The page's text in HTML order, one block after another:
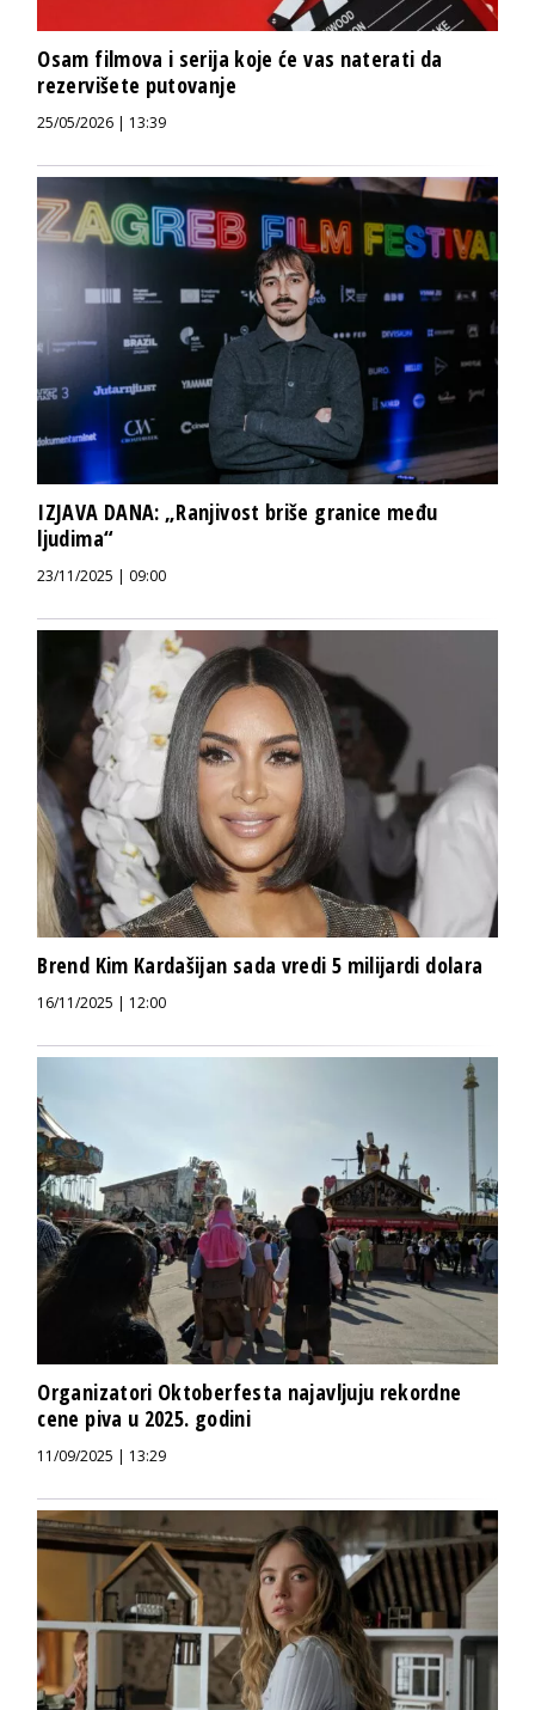
Osam filmova i serija koje će vas naterati da
rezervišete putovanje
25/05/2026 | 13:39
IZJAVA DANA: „Ranjivost briše granice među
ljudima“
23/11/2025 | 09:00
Brend Kim Kardašijan sada vredi 5 milijardi dolara
16/11/2025 | 12:00
Organizatori Oktoberfesta najavljuju rekordne
cene piva u 2025. godini
11/09/2025 | 13:29